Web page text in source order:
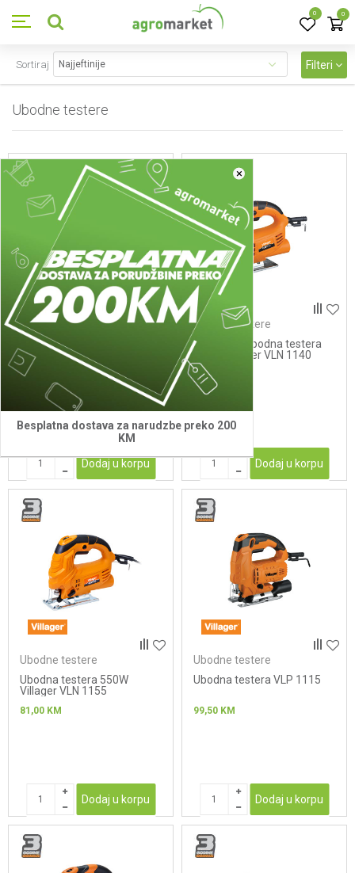
0 0
×
Besplatna dostava za narudzbe preko 200
KM
Ubodne testere
Sortiraj Filteri
Ubodne testere
Ubodna testera AGM JS 450
58,00
Dodaj u korpu
Ubodne testere
Elektricna ubodna testera
400W Villager VLN 1140
65,00
Dodaj u korpu
Ubodne testere
Ubodna testera 550W
Villager VLN 1155
81,00 KM
Dodaj u korpu
Ubodne testere
Ubodna testera VLP 1115
99,50 KM
Dodaj u korpu